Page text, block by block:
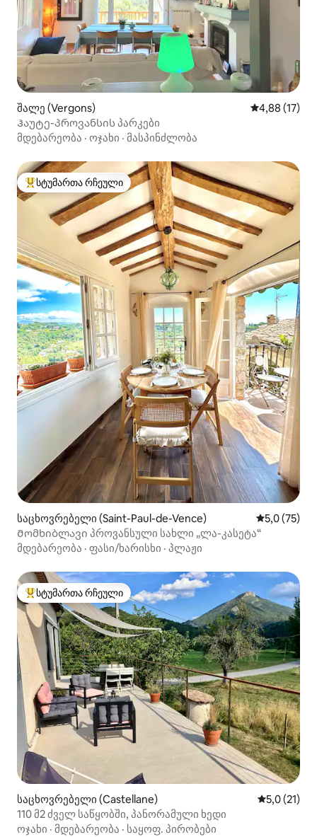
შალე (Vergons) საშუალო
4,88 (17)
Ჰაუტე-პროვანსის პარკები
მდებარეობა · ოჯახი · მასპინძლობა
სტუმართა რჩეული მოწინავე ვარიანტი
სტუმართა რჩეული
საცხოვრებელი (Saint-Paul-de-Vence) საშუალო
5,0 (75)
Მომხიბლავი პროვანსული სახლი „ლა-კასეტა“
მდებარეობა · ფასი/ხარისხი · პლაჟი
სტუმართა რჩეული მოწინავე ვარიანტი
სტუმართა რჩეული
საცხოვრებელი (Castellane) საშუალო
5,0 (21)
110 მ2 ძველ საწყობში, პანორამული ხედი
ოჯახი · მდებარეობა · საყოფ. პირობები